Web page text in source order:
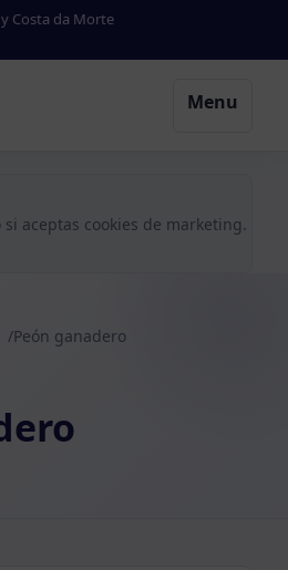
Costa da Morte
Menu
aceptas cookies de marketing.
Peón ganadero